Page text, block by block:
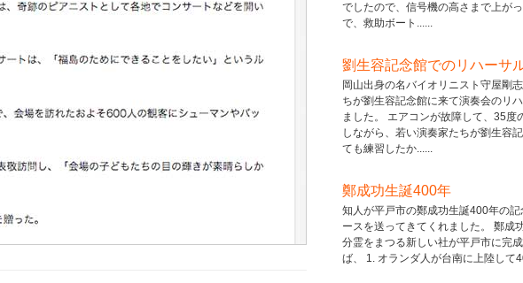
でしたので、信号機の高さまで上が
で、救助ボート......
劉生容記念館でのリハーサ
岡山出身の名バイオリニスト守屋剛
ちが劉生容記念館に来て演奏会のリ
ました。 エアコンが故障して、35度
しながら、若い演奏家たちが劉生容
ても練習したか......
鄭成功生誕400年
知人が平戸市の鄭成功生誕400年の記
ースを送ってきてくれました。 鄭成
分霊をまつる新しい社が平戸市に完
ば、 1. オランダ人が台南に上陸して